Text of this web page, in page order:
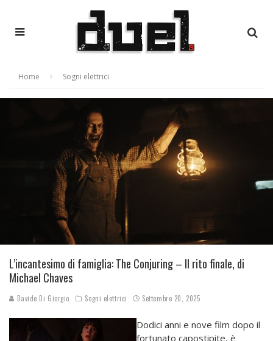
Home Sogni elettrici
L’incantesimo di famiglia: The Conjuring – Il rito finale, di
Michael Chaves
Davide Di Giorgio Sogni elettrici Settembre 20, 2025
Dodici anni e nove film dopo il
fortunato capostipite, è